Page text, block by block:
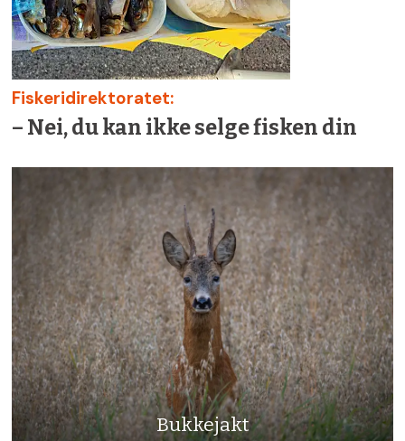
Fiskeridirektoratet:
– Nei, du kan ikke selge fisken din
Bukkejakt